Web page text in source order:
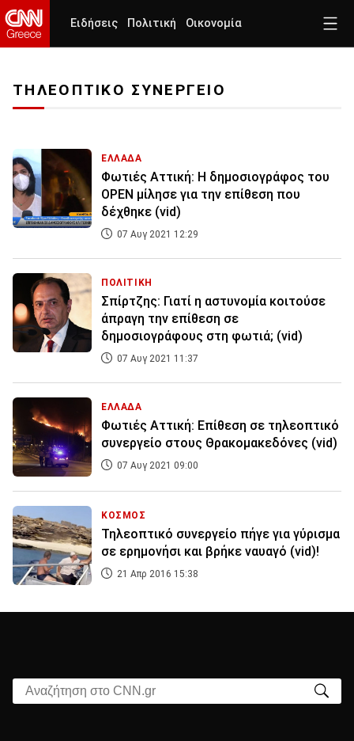
Ειδήσεις Πολιτική Οικονομία
ΤΗΛΕΟΠΤΙΚΟ ΣΥΝΕΡΓΕΙΟ
ΕΛΛΑΔΑ
Φωτιές Αττική: Η δημοσιογράφος του
OPEN μίλησε για την επίθεση που
δέχθηκε (vid)
07 Αυγ 2021 12:29
ΠΟΛΙΤΙΚΗ
Σπίρτζης: Γιατί η αστυνομία κοιτούσε
άπραγη την επίθεση σε
δημοσιογράφους στη φωτιά; (vid)
07 Αυγ 2021 11:37
ΕΛΛΑΔΑ
Φωτιές Αττική: Επίθεση σε τηλεοπτικό
συνεργείο στους Θρακομακεδόνες (vid)
07 Αυγ 2021 09:00
ΚΟΣΜΟΣ
Τηλεοπτικό συνεργείο πήγε για γύρισμα
σε ερημονήσι και βρήκε ναυαγό (vid)!
21 Απρ 2016 15:38
Αναζήτηση στο CNN.gr